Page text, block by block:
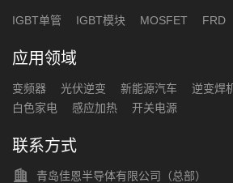
IGBT单管 IGBT模块 MOSFET FRD
应用领域
变频器 光伏逆变 新能源汽车 逆变焊
白色家电
感应加热 开关电源
联系方式
青岛佳恩半导体有限公司（总部）